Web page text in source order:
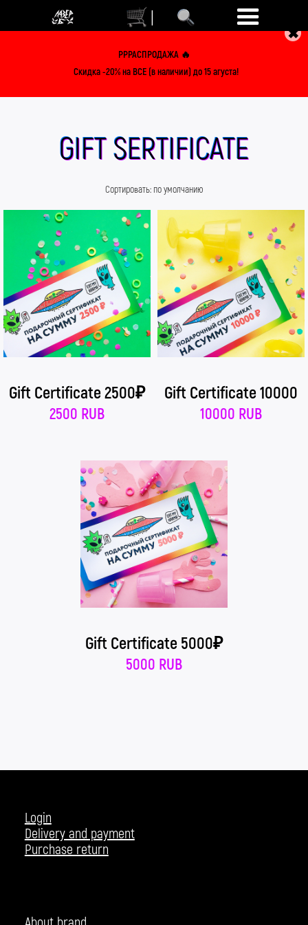
|
РРРАСПРОДАЖА 🔥
Скидка -20% на ВСЕ (в наличии) до 15 агуста!
✖
GIFT SERTIFICATE
Сортировать: по умолчанию
Gift Certificate 2500₽
2500 RUB
Gift Certificate 10000
10000 RUB
Gift Certificate 5000₽
5000 RUB
Login
Delivery and payment
Purchase return
About brand